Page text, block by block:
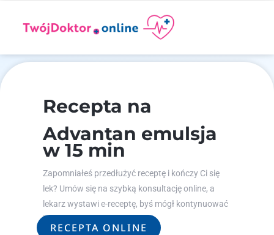
Recepta na
Advantan emulsja
w 15 min
Zapomniałeś przedłużyć receptę i kończy Ci się
lek? Umów się na szybką konsultację online, a
lekarz wystawi e-receptę, byś mógł kontynuować
leczenie.
RECEPTA ONLINE